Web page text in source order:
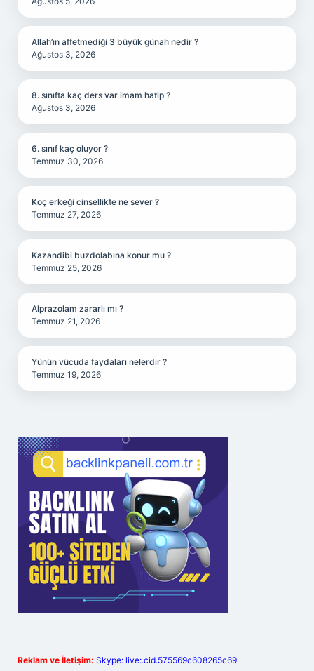
Allah’ın affetmediği 3 büyük günah nedir ?
Ağustos 3, 2026
8. sınıfta kaç ders var imam hatip ?
Ağustos 3, 2026
6. sınıf kaç oluyor ?
Temmuz 30, 2026
Koç erkeği cinsellikte ne sever ?
Temmuz 27, 2026
Kazandibi buzdolabına konur mu ?
Temmuz 25, 2026
Alprazolam zararlı mı ?
Temmuz 21, 2026
Yünün vücuda faydaları nelerdir ?
Temmuz 19, 2026
Reklam ve İletişim: Skype: live:.cid.575569c608265c69